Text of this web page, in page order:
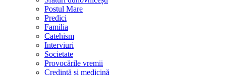
Postul Mare
Predici
Familia
Catehism
Interviuri
Societate
Provocările vremii
Credință și medicină